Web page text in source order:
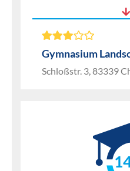
Gymnasium
Schloßstr. 3, 83339